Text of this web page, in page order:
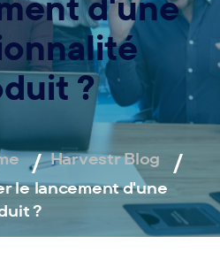
?
Harvestr Blog
le lancement d'une
?